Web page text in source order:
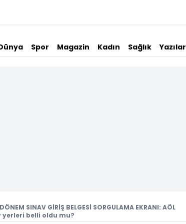
Spor Magazin Kadın Sağlık Yazılar
SINAV GİRİŞ BELGESİ SORGULAMA EKRANI: AÖL
yerleri belli oldu mu?